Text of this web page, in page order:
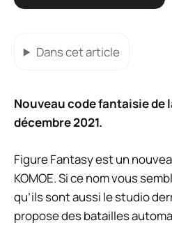
Dans cet article
Nouveau code fantaisie de
décembre 2021.
Figure Fantasy est un
KOMOE. Si ce nom vous
qu’ils sont aussi le studio
propose des batailles